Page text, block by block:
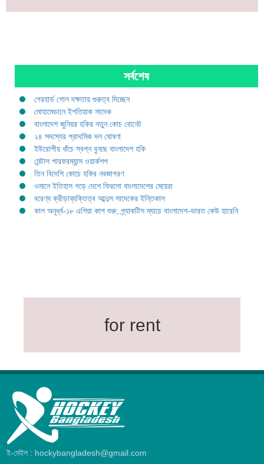
সর্বশেষ
গেরহার্ড গোল দক্ষতায় গুরুত্ব দিচ্ছেন
মোহামেডানে ইশতিয়াক সাদেক
বাংলাদেশ জুনিয়র হকির নতুন কোচ বোনেট
২৪ সদস্যের প্রাথমিক দল ঘোষণা
ইউরোপীয় ধাঁচে স্বপ্ন বুনছে বাংলাদেশ হকি
মেন্টাল পারফরম্যান্স ওয়ার্কশপ
তিন বিদেশি কোচে হকির নবজাগরণ
ওমানে ইতিহাস গড়ে দেশে ফিরলো বাংলাদেশের মেয়েরা
বরেণ্য ক্রীড়াব্যক্তিত্ব আব্দুস সাদেকের ইন্তিকাল
কাল অনূর্ধ্ব-১৮ এশিয়া কাপ শুরু; প্র্যাকটিস ম্যাচে বাংলাদেশ-ভারত কেউ হারেনি
for rent
ই-মেইল : hockybangladesh@gmail.com